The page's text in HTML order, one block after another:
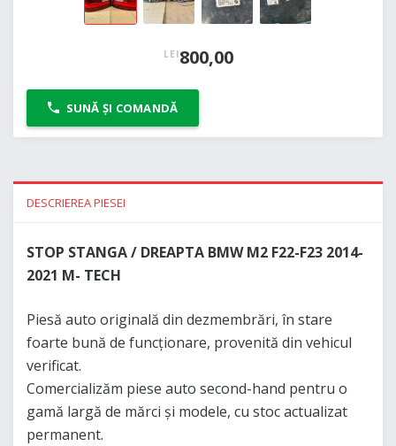
LEI800,00
SUNĂ ȘI COMANDĂ
DESCRIEREA PIESEI
STOP STANGA / DREAPTA BMW M2 F22-F23 2014-
2021 M- TECH
Piesă auto originală din dezmembrări, în stare
foarte bună de funcționare, provenită din vehicul
verificat.
Comercializăm piese auto second-hand pentru o
gamă largă de mărci și modele, cu stoc actualizat
permanent.